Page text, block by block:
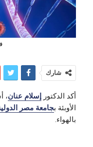
شارك
أكد الدكتور إسلام عنان،
الأوبئة بجامعة مصر
بالهواء.